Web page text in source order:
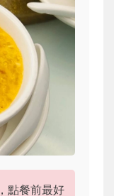
點餐前最好